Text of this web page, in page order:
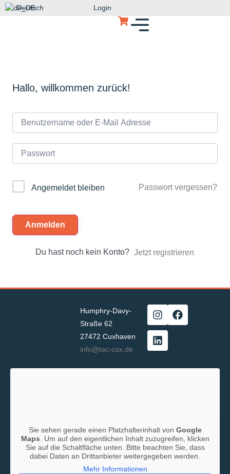
Deutsch Login
Hallo, willkommen zurück!
Angemeldet bleiben Passwort vergessen?
Anmelden
Du hast noch kein Konto? Jetzt registrieren
Humphry-Davy-
Straße 62
27472 Cuxhaven
info@tac-cux.de
Sie sehen gerade einen Platzhalterinhalt von Google
Maps . Um auf den eigentlichen Inhalt zuzugreifen, klicken
Sie auf die Schaltfläche unten. Bitte beachten Sie, dass
dabei Daten an Drittanbieter weitergegeben werden.
Mehr Informationen